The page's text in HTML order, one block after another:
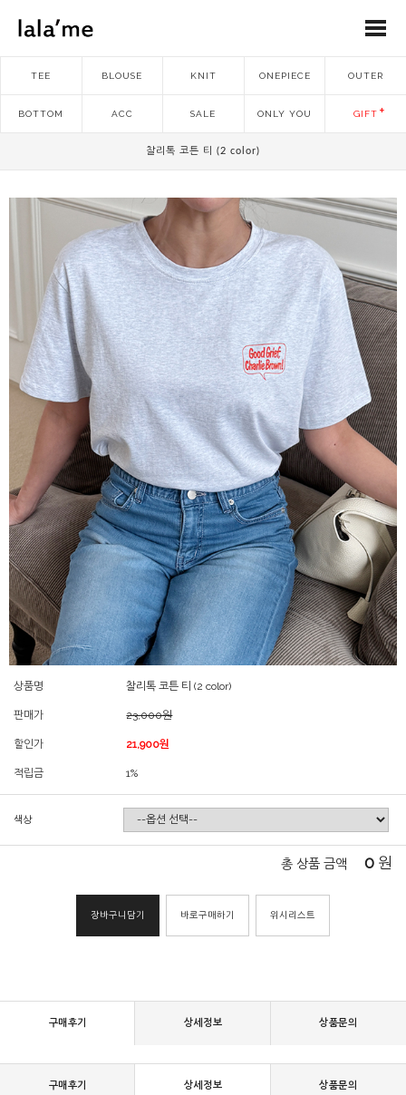
TEE BLOUSE KNIT ONEPIECE OUTER
BOTTOM ACC SALE ONLY YOU GIFT
찰리톡 코튼 티 (2 color)
상품명 찰리톡 코튼 티 (2 color)
판매가 23,000원
할인가 21,900원
적립금 1%
색상
총 상품 금액 0 원
장바구니담기 바로구매하기 위시리스트
구매후기 상세정보 상품문의
구매후기 상세정보 상품문의